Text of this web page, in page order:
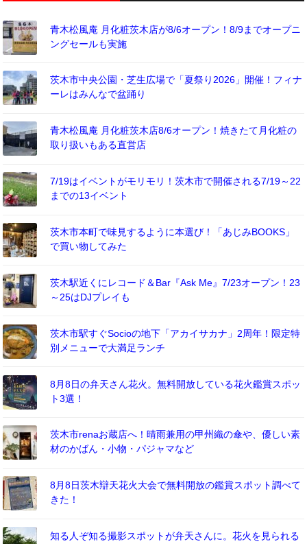
青木松風庵 月化粧茨木店が8/6オープン！8/9までオープニ
ングセールも実施
茨木市中央公園・芝生広場で「夏祭り2026」開催！フィナ
ーレはみんなで盆踊り
青木松風庵 月化粧茨木店8/6オープン！焼きたて月化粧の
取り扱いもある直営店
7/19はイベントがモリモリ！茨木市で開催される7/19～22
までの13イベント
茨木市本町で味見するように本選び！「あじみBOOKS」
で買い物してみた
茨木駅近くにレコード＆Bar『Ask Me』7/23オープン！23
～25はDJプレイも
茨木市駅すぐSocioの地下「アカイサカナ」2周年！限定特
別メニューで大満足ランチ
8月8日の弁天さん花火。無料開放している花火鑑賞スポッ
ト3選！
茨木市renaお蔵店へ！晴雨兼用の甲州織の傘や、優しい素
材のかばん・小物・パジャマなど
8月8日茨木辯天花火大会で無料開放の鑑賞スポット調べて
きた！
知る人ぞ知る撮影スポットが弁天さんに。花火を見られる